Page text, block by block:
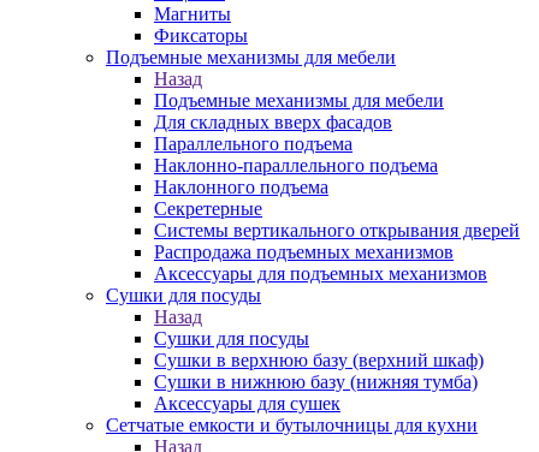
Магниты
Фиксаторы
Подъемные механизмы для мебели
Назад
Подъемные механизмы для мебели
Для складных вверх фасадов
Параллельного подъема
Наклонно-параллельного подъема
Наклонного подъема
Секретерные
Системы вертикального открывания дверей
Распродажа подъемных механизмов
Аксессуары для подъемных механизмов
Сушки для посуды
Назад
Сушки для посуды
Сушки в верхнюю базу (верхний шкаф)
Сушки в нижнюю базу (нижняя тумба)
Аксессуары для сушек
Сетчатые емкости и бутылочницы для кухни
Назад